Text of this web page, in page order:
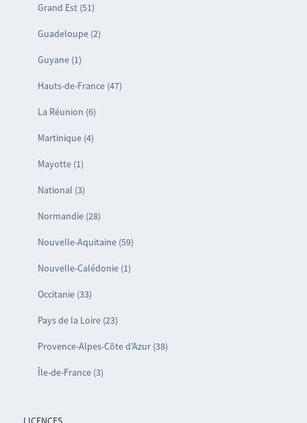
Grand Est (51)
Guadeloupe (2)
Guyane (1)
Hauts-de-France (47)
La Réunion (6)
Martinique (4)
Mayotte (1)
National (3)
Normandie (28)
Nouvelle-Aquitaine (59)
Nouvelle-Calédonie (1)
Occitanie (33)
Pays de la Loire (23)
Provence-Alpes-Côte d’Azur (38)
Île-de-France (3)